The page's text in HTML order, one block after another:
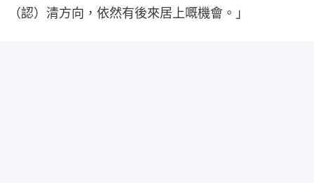
（認）清方向，依然有後來居上嘅機會。」